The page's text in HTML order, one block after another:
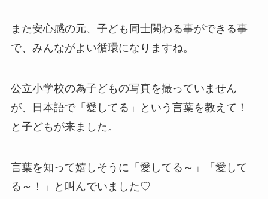
また安心感の元、子ども同士関わる事ができる事
で、みんながよい循環になりますね。
公立小学校の為子どもの写真を撮っていません
が、日本語で「愛してる」という言葉を教えて！
と子どもが来ました。
言葉を知って嬉しそうに「愛してる～」「愛して
る～！」と叫んでいました♡